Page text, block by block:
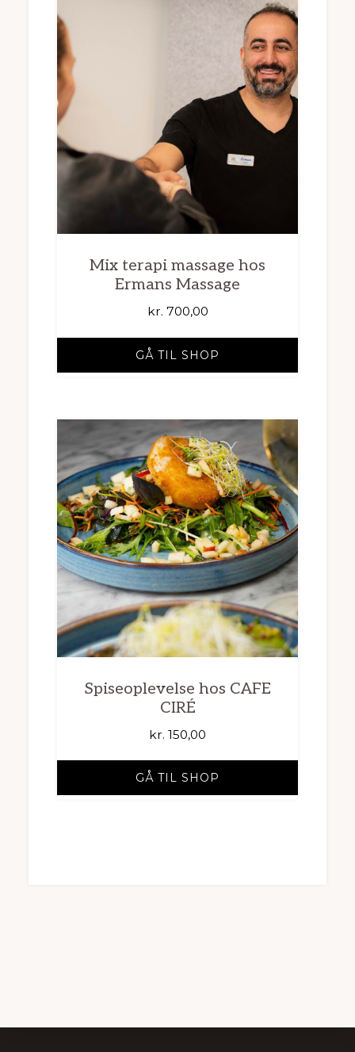
Mix terapi massage hos
Ermans Massage
kr. 700,00
GÅ TIL SHOP
Spiseoplevelse hos CAFE
CIRÉ
kr. 150,00
GÅ TIL SHOP